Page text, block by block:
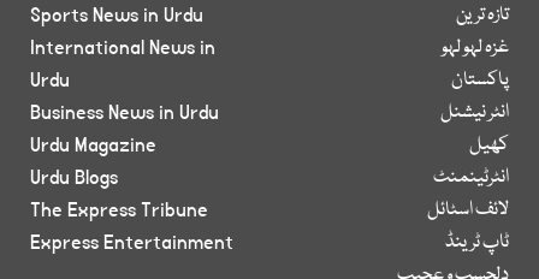
تازہ ترین
غزہ لہو لہو
پاکستان
انٹر نیشنل
کھیل
انٹرٹینمنٹ
لائف اسٹائل
ٹاپ ٹرینڈ
Sports News in Urdu
International News in
Urdu
Business News in Urdu
Urdu Magazine
Urdu Blogs
The Express Tribune
Express Entertainment